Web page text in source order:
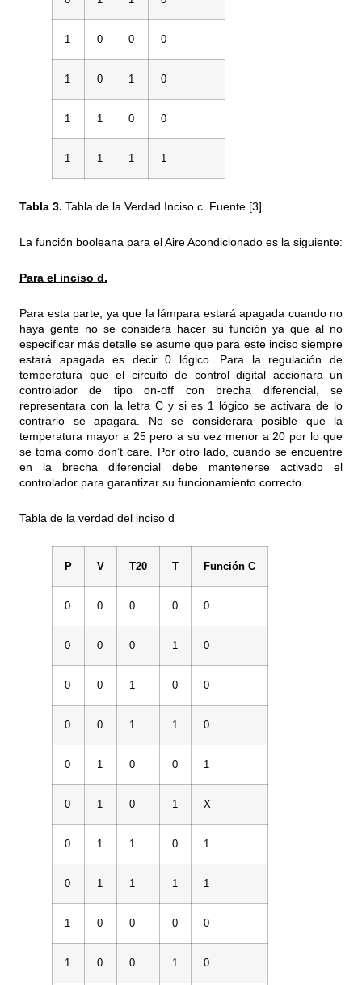
1 0 0 0
1 0 1 0
1 1 0 0
1 1 1 1
Tabla 3. Tabla de la Verdad Inciso c. Fuente [3].
La función booleana para el Aire Acondicionado es la siguiente:
Para el inciso d.
Para esta parte, ya que la lámpara estará apagada cuando no
haya gente no se considera hacer su función ya que al no
especificar más detalle se asume que para este inciso siempre
estará apagada es decir 0 lógico. Para la regulación de
temperatura que el circuito de control digital accionara un
controlador de tipo on-off con brecha diferencial, se
representara con la letra C y si es 1 lógico se activara de lo
contrario se apagara. No se considerara posible que la
temperatura mayor a 25 pero a su vez menor a 20 por lo que
se toma como don’t care. Por otro lado, cuando se encuentre
en la brecha diferencial debe mantenerse activado el
controlador para garantizar su funcionamiento correcto.
Tabla de la verdad del inciso d
P V T20 T Función C
0 0 0 0 0
0 0 0 1 0
0 0 1 0 0
0 0 1 1 0
0 1 0 0 1
0 1 0 1 X
0 1 1 0 1
0 1 1 1 1
1 0 0 0 0
1 0 0 1 0